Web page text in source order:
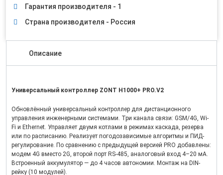
Гарантия производителя - 1
Страна производителя - Россия
Описание
Универсальный контроллер ZONT H1000+ PRO.V2
Обновлённый универсальный контроллер для дистанционного
управления инженерными системами. Три канала связи: GSM/4G, Wi-
Fi и Ethernet. Управляет двумя котлами в режимах каскада, резерва
или по расписанию. Реализует погодозависимые алгоритмы и ПИД-
регулирование. По сравнению с предыдущей версией PRO добавлены:
модем 4G вместо 2G, второй порт RS-485, аналоговый вход 4–20 мА.
Встроенный аккумулятор — до 4 часов автономии. Монтаж на DIN-
рейку (10 модулей).